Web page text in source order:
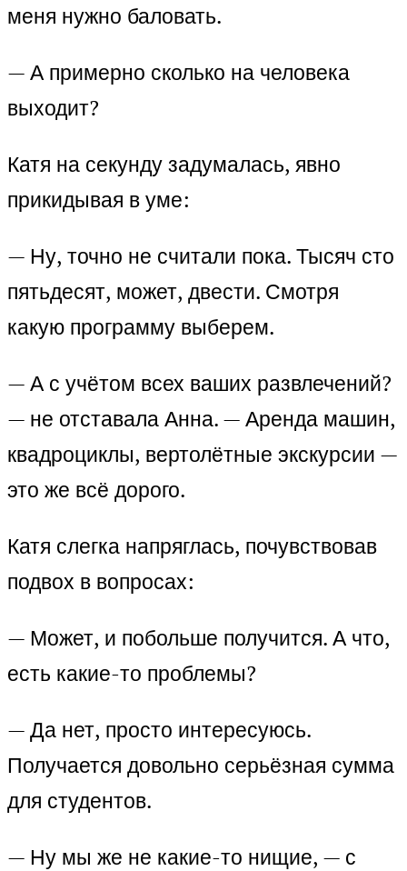
меня нужно баловать.
— А примерно сколько на человека
выходит?
Катя на секунду задумалась, явно
прикидывая в уме:
— Ну, точно не считали пока. Тысяч сто
пятьдесят, может, двести. Смотря
какую программу выберем.
— А с учётом всех ваших развлечений?
— не отставала Анна. — Аренда машин,
квадроциклы, вертолётные экскурсии —
это же всё дорого.
Катя слегка напряглась, почувствовав
подвох в вопросах:
— Может, и побольше получится. А что,
есть какие-то проблемы?
— Да нет, просто интересуюсь.
Получается довольно серьёзная сумма
для студентов.
— Ну мы же не какие-то нищие, — с